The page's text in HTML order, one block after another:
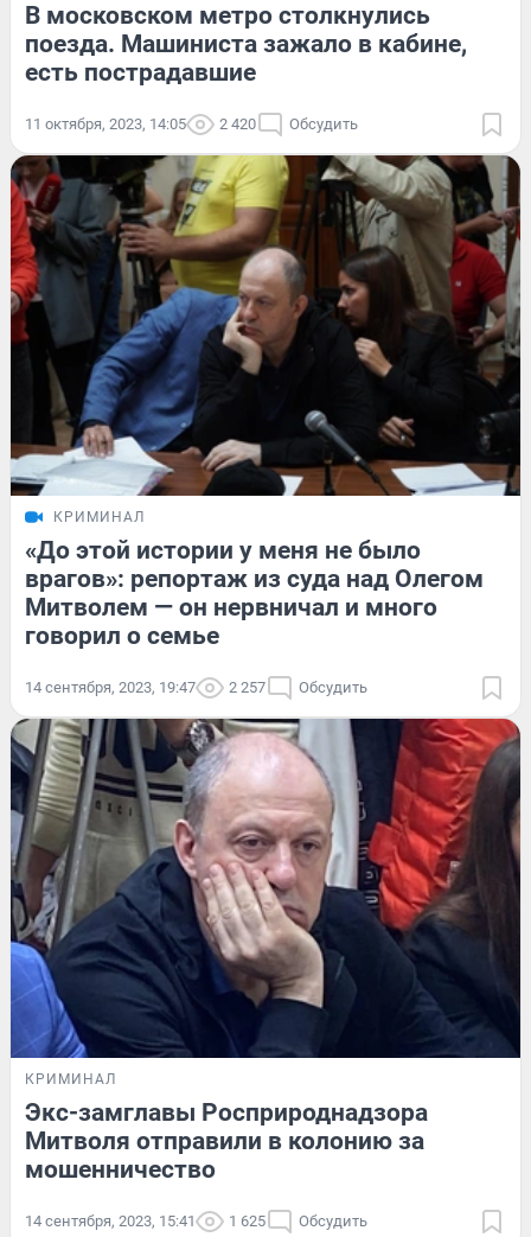
В московском метро столкнулись
поезда. Машиниста зажало в кабине,
есть пострадавшие
11 октября, 2023, 14:05 2 420 Обсудить
КРИМИНАЛ
«До этой истории у меня не было
врагов»: репортаж из суда над Олегом
Митволем — он нервничал и много
говорил о семье
14 сентября, 2023, 19:47 2 257 Обсудить
КРИМИНАЛ
Экс-замглавы Росприроднадзора
Митволя отправили в колонию за
мошенничество
14 сентября, 2023, 15:41 1 625 Обсудить